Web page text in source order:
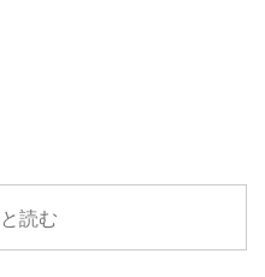
寺を目指しつつ、犬猫用品店であ
...読む